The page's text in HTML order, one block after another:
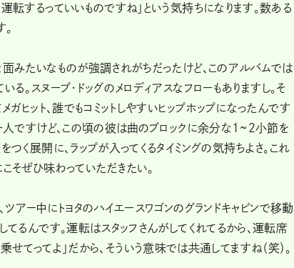
転するっていいものですね」という気持ちになります。数ある
みたいなものが強調されがちだったけど、このアルバムでは
る。スヌープ・ドッグのメロディアスなフローもありますし。そ
ガヒット、誰でもコミットしやすいヒップホップになったんです
人ですけど、この頃の彼は曲のブロックに余分な1~2小節を
く展開に、ラップが入ってくるタイミングの気持ちよさ。これ
そぜひ味わっていただきたい。
アー中にトヨタのハイエースワゴンのグランドキャビンで移動
るんです。運転はスタッフさんがしてくれてるから、運転席
てってよ」だから、そういう意味では共通してますね（笑）。